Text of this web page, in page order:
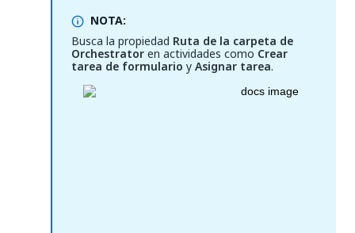
NOTA:
Busca la propiedad Ruta de la carpeta de
Orchestratoren actividades como Crear
tarea de formulario yAsignar tarea.